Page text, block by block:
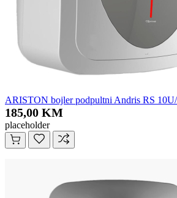
ARISTON bojler podpultni Andris RS
185,00 KM
placeholder